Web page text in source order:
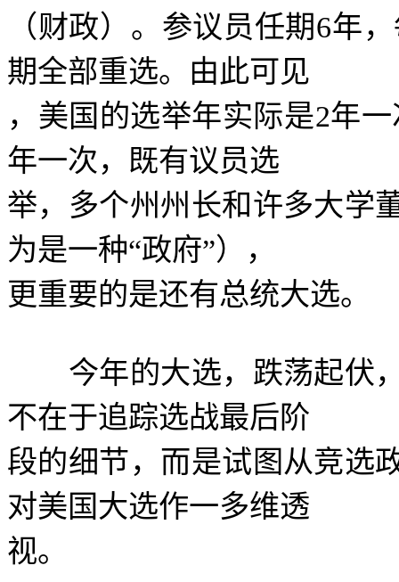
（财政）。参议员任期6年
期全部重选。由此可见
，美国的选举年实际是2年
年一次，既有议员选
举，多个州州长和许多大学
为是一种“政府”），
更重要的是还有总统大选。
今年的大选，跌荡起伏，
不在于追踪选战最后阶
段的细节，而是试图从竞选
对美国大选作一多维透
视。